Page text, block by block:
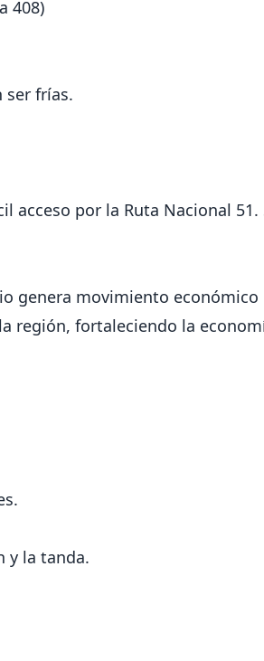
408)
ser frías.
acceso por la Ruta Nacional 51.
genera movimiento económico
región, fortaleciendo la
y la tanda.